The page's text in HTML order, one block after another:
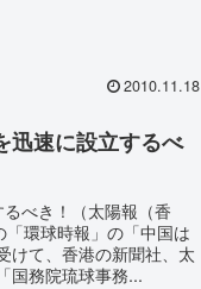
2010.11.18
迅速に設立するべ
べき！（太陽報（香
環球時報」の「中国は
けて、香港の新聞社、太
国務院琉球事務...